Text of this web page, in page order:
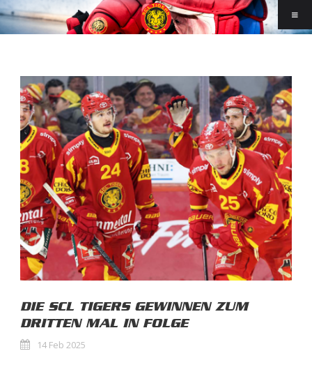
DIE SCL TIGERS GEWINNEN ZUM
DRITTEN MAL IN FOLGE
14 Feb 2025